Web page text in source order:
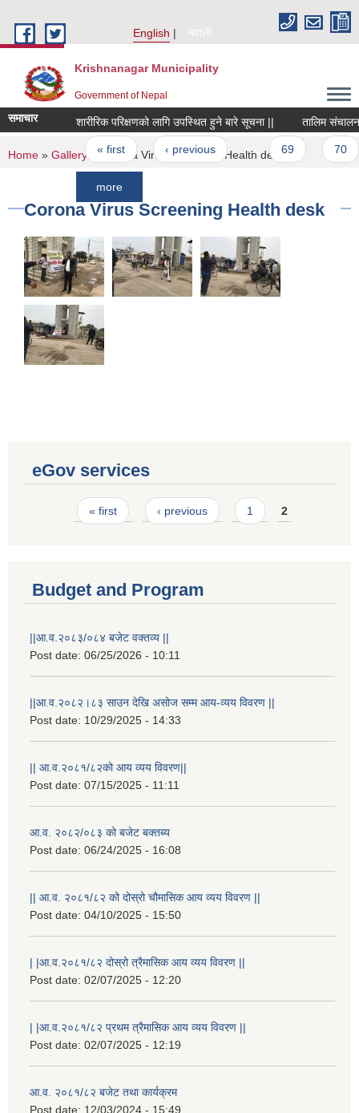
English
नेपाली
Krishnanagar Municipality
Government of Nepal
समाचार शारीरिक परिक्षणको लागि उपस्थित हुने बारे सूचना || तालिम संचालनको
Pages
« first ‹ previous 69
more
You are here
Home » Gallery» Corona Virus Screening Health desk
Corona Virus Screening Health desk
eGov services
Pages« first ‹ previous 1 2
Budget and Program
||आ.व.२०८३/०८४ बजेट वक्तव्य ||
Post date: 06/25/2026 - 10:11
||आ.व.२०८२।८३ साउन देखि असोज सम्म आय-व्यय विवरण ||
Post date: 10/29/2025 - 14:33
|| आ.व.२०८१/८२को आय व्यय विवरण||
Post date: 07/15/2025 - 11:11
आ.व. २०८२/०८३ को बजेट बक्तब्य
Post date: 06/24/2025 - 16:08
|| आ.व. २०८१/८२ को दोस्रो चौमासिक आय व्यय विवरण ||
Post date: 04/10/2025 - 15:50
| |आ.व.२०८१/८२ दोस्रो त्रैमासिक आय व्यय विवरण ||
Post date: 02/07/2025 - 12:20
| |आ.व.२०८१/८२ प्रथम त्रैमासिक आय व्यय विवरण ||
Post date: 02/07/2025 - 12:19
आ.व. २०८१/८२ बजेट तथा कार्यक्रम
Post date: 12/03/2024 - 15:49